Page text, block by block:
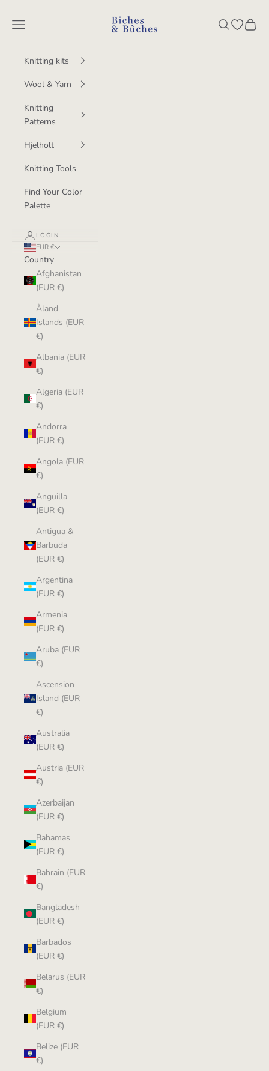
BichesetBuches
Navigation menu SearchOpen
Cart
Knitting kits
Wool & Yarn
Knitting
Patterns
Hjelholt
Knitting Tools
Find Your Color
Palette
LOGIN
EUR €
Country
Afghanistan
(EUR €)
Åland
Islands (EUR
€)
Albania (EUR
€)
Algeria (EUR
€)
Andorra
(EUR €)
Angola (EUR
€)
Anguilla
(EUR €)
Antigua &
Barbuda
(EUR €)
Argentina
(EUR €)
Armenia
(EUR €)
Aruba (EUR
€)
Ascension
Island (EUR
€)
Australia
(EUR €)
Austria (EUR
€)
Azerbaijan
(EUR €)
Bahamas
(EUR €)
Bahrain (EUR
€)
Bangladesh
(EUR €)
Barbados
(EUR €)
Belarus (EUR
€)
Belgium
(EUR €)
Belize (EUR
€)